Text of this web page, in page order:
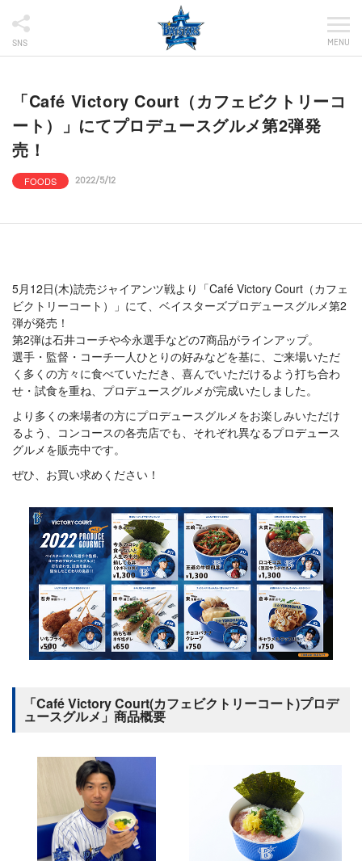
SNS MENU
「Café Victory Court（カフェビクトリーコ
ート）」にてプロデュースグルメ第2弾発
売！
FOODS 2022/5/12
5月12日(木)読売ジャイアンツ戦より「Café Victory Court（カフェ
ビクトリーコート）」にて、ベイスターズプロデュースグルメ第2
弾が発売！
第2弾は石井コーチや今永選手などの7商品がラインアップ。
選手・監督・コーチ一人ひとりの好みなどを基に、ご来場いただ
く多くの方々に食べていただき、喜んでいただけるよう打ち合わ
せ・試食を重ね、プロデュースグルメが完成いたしました。
より多くの来場者の方にプロデュースグルメをお楽しみいただけ
るよう、コンコースの各売店でも、それぞれ異なるプロデュース
グルメを販売中です。
ぜひ、お買い求めください！
「Café Victory Court(カフェビクトリーコート)プロデ
ュースグルメ」商品概要